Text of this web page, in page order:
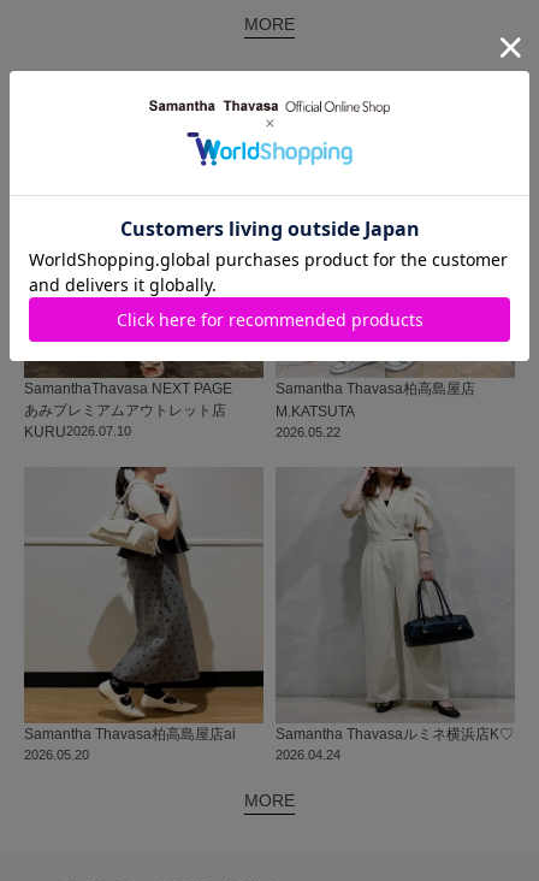
MORE
2026.07.10
SamanthaThavasa NEXT PAGE
あみプレミアムアウトレット店
KURU
2026.05.22
Samantha Thavasa柏高島屋店
M.KATSUTA
2026.05.20
Samantha Thavasa柏高島屋店ai
2026.04.24
Samantha Thavasaルミネ横浜店K♡
MORE